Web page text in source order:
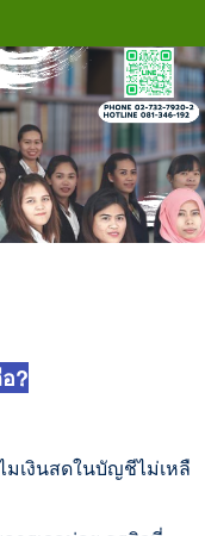
?
เงินสดในบัญชีไม่เหลื